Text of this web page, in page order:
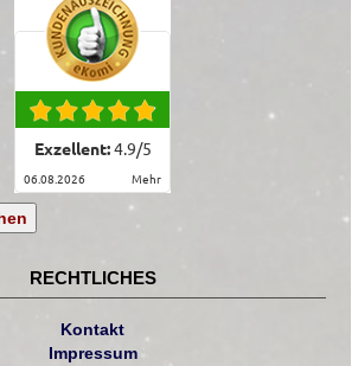
Exzellent:4.9/5
06.08.2026 mehr
RECHTLICHES
Kontakt
Impressum